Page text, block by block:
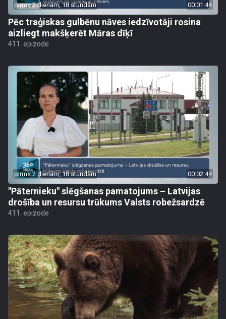
pirms 2 dienām, 18 stundām 00:01:44
Pēc traģiskas gulbēnu nāves iedzīvotāji rosina
aizliegt makšķerēt Māras dīķī
411. epizode
pirms 2 dienām, 18 stundām 00:02:44
"Pāternieku" slēgšanas pamatojums – Latvijas
drošība un resursu trūkums Valsts robežsardzē
411. epizode